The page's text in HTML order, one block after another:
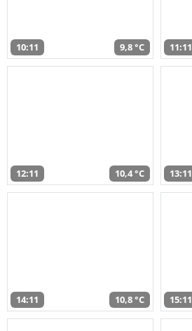
10:11 9,8 °C 11:11
12:11 10,4 °C 13:11
14:11 10,8 °C 15:11